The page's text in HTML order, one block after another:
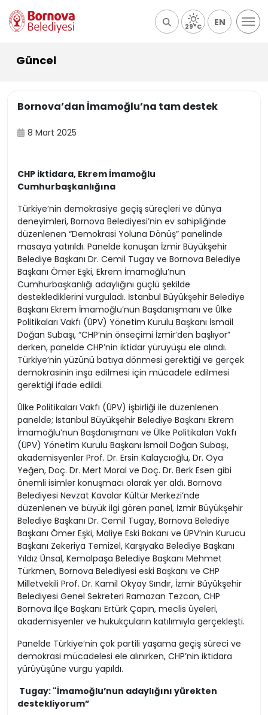
29°C EN
Güncel
Bornova’dan İmamoğlu’na tam destek
8 Mart 2025
CHP iktidara, Ekrem İmamoğlu
Cumhurbaşkanlığına
Türkiye’nin demokrasiye geçiş süreçleri ve dünya
deneyimleri, Bornova Belediyesi’nin ev sahipliğinde
düzenlenen “Demokrasi Yoluna Dönüş” panelinde
masaya yatırıldı. Panelde konuşan İzmir Büyükşehir
Belediye Başkanı Dr. Cemil Tugay ve Bornova Belediye
Başkanı Ömer Eşki, Ekrem İmamoğlu’nun
Cumhurbaşkanlığı adaylığını güçlü şekilde
desteklediklerini vurguladı. İstanbul Büyükşehir Belediye
Başkanı Ekrem İmamoğlu’nun Başdanışmanı ve Ülke
Politikaları Vakfı (ÜPV) Yönetim Kurulu Başkanı İsmail
Doğan Subaşı, “CHP’nin önseçimi İzmir’den başlıyor”
derken, panelde CHP’nin iktidar yürüyüşü ele alındı.
Türkiye’nin yüzünü batıya dönmesi gerektiği ve gerçek
demokrasinin inşa edilmesi için mücadele edilmesi
gerektiği ifade edildi.
Ülke Politikaları Vakfı (ÜPV) işbirliği ile düzenlenen
panelde; İstanbul Büyükşehir Belediye Başkanı Ekrem
İmamoğlu’nun Başdanışmanı ve Ülke Politikaları Vakfı
(ÜPV) Yönetim Kurulu Başkanı İsmail Doğan Subaşı,
akademisyenler Prof. Dr. Ersin Kalaycıoğlu, Dr. Oya
Yeğen, Doç. Dr. Mert Moral ve Doç. Dr. Berk Esen gibi
önemli isimler konuşmacı olarak yer aldı. Bornova
Belediyesi Nevzat Kavalar Kültür Merkezi’nde
düzenlenen ve büyük ilgi gören panel, İzmir Büyükşehir
Belediye Başkanı Dr. Cemil Tugay, Bornova Belediye
Başkanı Ömer Eşki, Maliye Eski Bakanı ve ÜPV’nin Kurucu
Başkanı Zekeriya Temizel, Karşıyaka Belediye Başkanı
Yıldız Ünsal, Kemalpaşa Belediye Başkanı Mehmet
Türkmen, Bornova Belediyesi eski Başkanı ve CHP
Milletvekili Prof. Dr. Kamil Okyay Sındır, İzmir Büyükşehir
Belediyesi Genel Sekreteri Ramazan Tezcan, CHP
Bornova İlçe Başkanı Ertürk Çapın, meclis üyeleri,
akademisyenler ve hukukçuların katılımıyla gerçekleşti.
Panelde Türkiye’nin çok partili yaşama geçiş süreci ve
demokrasi mücadelesi ele alınırken, CHP’nin iktidara
yürüyüşüne vurgu yapıldı.
Tugay: "İmamoğlu’nun adaylığını yürekten
destekliyorum”